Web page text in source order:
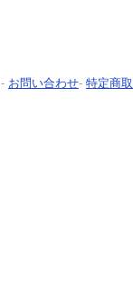
- お問い合わせ- 特定商